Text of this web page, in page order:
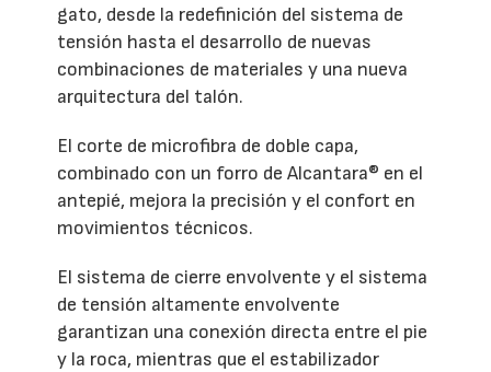
gato, desde la redefinición del sistema de
tensión hasta el desarrollo de nuevas
combinaciones de materiales y una nueva
arquitectura del talón.
El corte de microfibra de doble capa,
combinado con un forro de Alcantara® en el
antepié, mejora la precisión y el confort en
movimientos técnicos.
El sistema de cierre envolvente y el sistema
de tensión altamente envolvente
garantizan una conexión directa entre el pie
y la roca, mientras que el estabilizador